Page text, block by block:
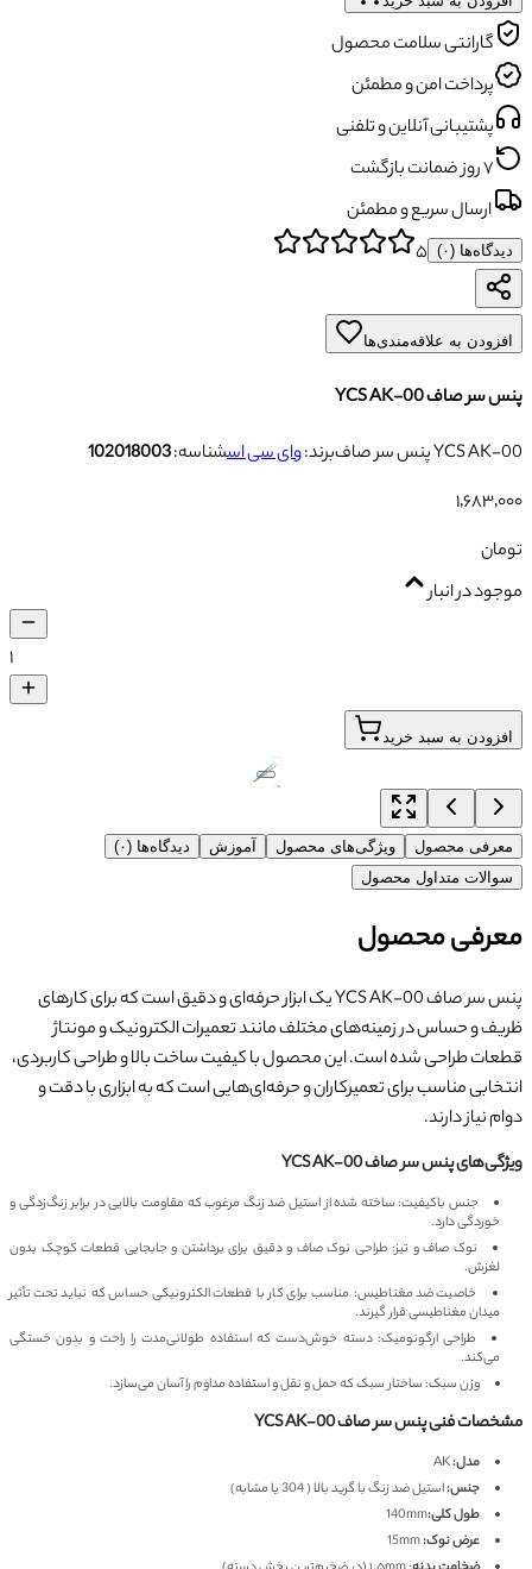
گارانتی سلامت محصول
پرداخت امن و مطمئن
پشتیبانی آنلاین و تلفنی
۷ روز ضمانت بازگشت
ارسال سریع و مطمئن
دیدگاه‌ها (۰) ۵
افزودن به علاقه‌مندی‌ها
پنس سر صاف YCS AK-00
پنس سر صاف YCS AK-00
برند:وای سی اسشناسه:102018003
۱٬۶۸۳٬۰۰۰
تومان
موجود در انبار
۱
افزودن به سبد خرید
معرفی محصول ویژگی‌های محصول آموزش
دیدگاه‌ها (۰)
سوالات متداول محصول
معرفی محصول
پنس سر صاف YCS AK-00 یک ابزار حرفه‌ای و دقیق است که برای کارهای
ظریف و حساس در زمینه‌های مختلف مانند تعمیرات الکترونیک و مونتاژ
قطعات طراحی شده است. این محصول با کیفیت ساخت بالا و طراحی کاربردی،
انتخابی مناسب برای تعمیرکاران و حرفه‌ای‌هایی است که به ابزاری با دقت و
دوام نیاز دارند.
ویژگی‌های پنس سر صاف YCS AK-00
جنس باکیفیت: ساخته شده از استیل ضد زنگ مرغوب که مقاومت بالایی در برابر زنگ‌زدگی و
خوردگی دارد.
نوک صاف و تیز: طراحی نوک صاف و دقیق برای برداشتن و جابجایی قطعات کوچک بدون
لغزش.
خاصیت ضد مغناطیس: مناسب برای کار با قطعات الکترونیکی حساس که نباید تحت تأثیر
میدان مغناطیسی قرار گیرند.
طراحی ارگونومیک: دسته خوش‌دست که استفاده طولانی‌مدت را راحت و بدون خستگی
می‌کند.
وزن سبک: ساختار سبک که حمل و نقل و استفاده مداوم را آسان می‌سازد.
مشخصات فنی پنس سر صاف YCS AK-00
مدل:AK
جنس:استیل ضد زنگ با گرید بالا ( 304 یا مشابه)
طول کلی:140mm
عرض نوک:15mm